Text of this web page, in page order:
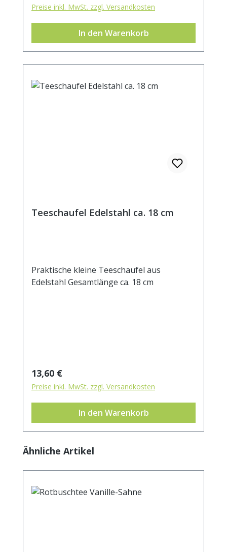
Preise inkl. MwSt. zzgl. Versandkosten
In den Warenkorb
Teeschaufel Edelstahl ca. 18 cm
Praktische kleine Teeschaufel aus
Edelstahl Gesamtlänge ca. 18 cm
Regulärer Preis:
13,60 €
Preise inkl. MwSt. zzgl. Versandkosten
In den Warenkorb
Produktgalerie überspringen
Ähnliche Artikel